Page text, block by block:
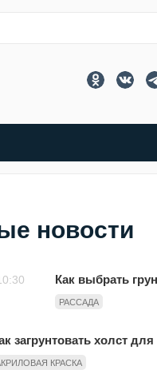
новости
Как выбрать
РАССАДА
загрунтовать холст
КРАСКА